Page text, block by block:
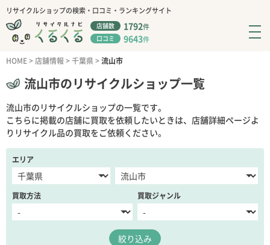
リサイクルショップの検索・口コミ・ランキングサイト
店舗数 1792件
口コミ 9643件
HOME>店舗情報 >千葉県>流山市
流山市のリサイクルショップ一覧
流山市のリサイクルショップの一覧です。
こちらに掲載の店舗に買取を依頼したいときは、店舗詳細ページよ
りリサイクル品の買取をご依頼ください。
エリア
買取方法 買取ジャンル
絞り込み